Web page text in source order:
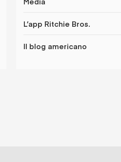
L’app Ritchie Bros.
Il blog americano